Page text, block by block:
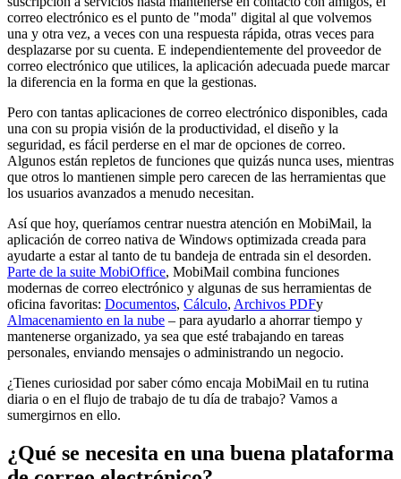
correo electrónico es el punto de "moda" digital al que volvemos
una y otra vez, a veces con una respuesta rápida, otras veces para
desplazarse por su cuenta. E independientemente del proveedor de
correo electrónico que utilices, la aplicación adecuada puede marcar
la diferencia en la forma en que la gestionas.
Pero con tantas aplicaciones de correo electrónico disponibles, cada
una con su propia visión de la productividad, el diseño y la
seguridad, es fácil perderse en el mar de opciones de correo.
Algunos están repletos de funciones que quizás nunca uses, mientras
que otros lo mantienen simple pero carecen de las herramientas que
los usuarios avanzados a menudo necesitan.
Así que hoy, queríamos centrar nuestra atención en MobiMail, la
aplicación de correo nativa de Windows optimizada creada para
ayudarte a estar al tanto de tu bandeja de entrada sin el desorden.
Parte de la suite MobiOffice, MobiMail combina funciones
modernas de correo electrónico y algunas de sus herramientas de
oficina favoritas: Documentos, Cálculo, Archivos PDFy
Almacenamiento en la nube – para ayudarlo a ahorrar tiempo y
mantenerse organizado, ya sea que esté trabajando en tareas
personales, enviando mensajes o administrando un negocio.
¿Tienes curiosidad por saber cómo encaja MobiMail en tu rutina
diaria o en el flujo de trabajo de tu día de trabajo? Vamos a
sumergirnos en ello.
¿Qué se necesita en una buena plataforma